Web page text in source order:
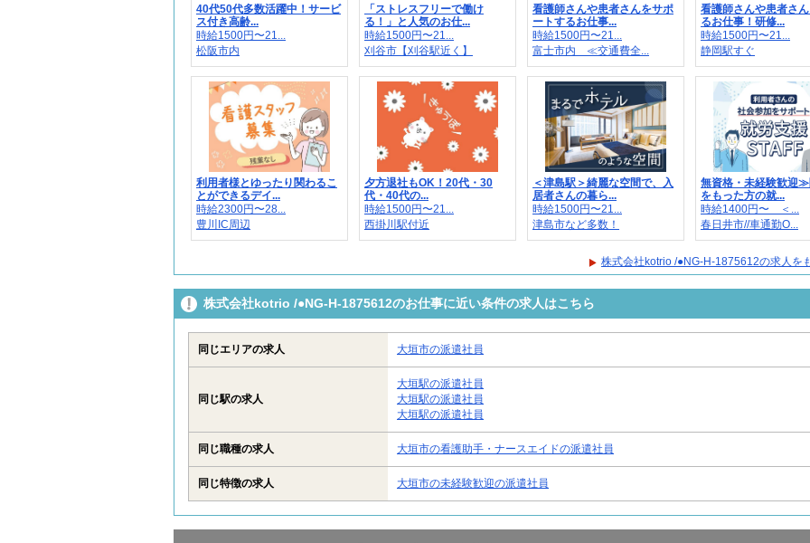
40代50代多数活躍中！サービ
ス付き高齢...
時給1500円〜21...
松阪市内
「ストレスフリーで働け
る！」と人気のお仕...
時給1500円〜21...
刈谷市【刈谷駅近く】
看護師さんや患者さんをサポ
ートするお仕事...
時給1500円〜21...
富士市内 ≪交通費全...
看護師さんや患者さ
るお仕事！研修...
時給1500円〜21...
静岡駅すぐ
利用者様とゆったり関わるこ
とができるデイ...
時給2300円〜28...
豊川IC周辺
夕方退社もOK！20代・30
代・40代の...
時給1500円〜21...
西掛川駅付近
＜津島駅＞綺麗な空間で、入
居者さんの暮ら...
時給1500円〜21...
津島市など多数！
無資格・未経験歓迎
をもった方の就...
時給1400円〜 ＜...
春日井市//車通勤O...
株式会社kotrio /●NG-H-1875612の求人を
株式会社kotrio /●NG-H-1875612のお仕事に近い条件の求人はこちら
同じエリアの求人 大垣市の派遣社員
同じ駅の求人
大垣駅の派遣社員
大垣駅の派遣社員
大垣駅の派遣社員
同じ職種の求人 大垣市の看護助手・ナースエイドの派遣社員
同じ特徴の求人 大垣市の未経験歓迎の派遣社員